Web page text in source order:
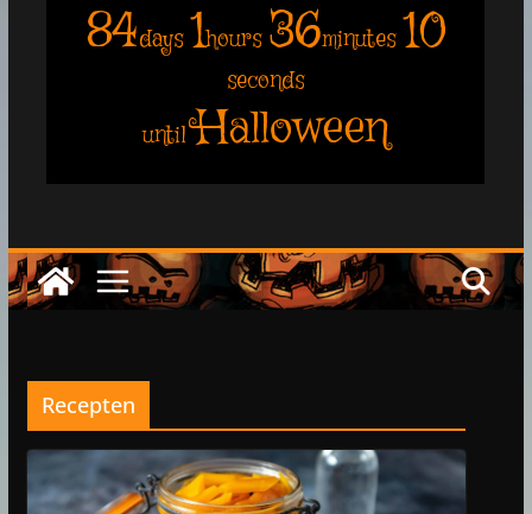
84days 1hours 36minutes 10
seconds
until Halloween
Recepten